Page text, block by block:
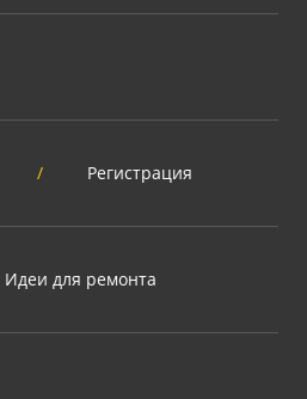
/ Регистрация
Идеи для ремонта